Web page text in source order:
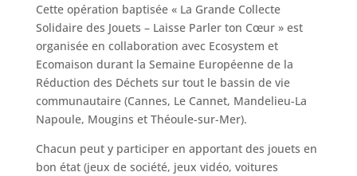
Cette opération baptisée « La Grande Collecte
Solidaire des Jouets – Laisse Parler ton Cœur » est
organisée en collaboration avec Ecosystem et
Ecomaison durant la Semaine Européenne de la
Réduction des Déchets sur tout le bassin de vie
communautaire (Cannes, Le Cannet, Mandelieu-La
Napoule, Mougins et Théoule-sur-Mer).
Chacun peut y participer en apportant des jouets en
bon état (jeux de société, jeux vidéo, voitures